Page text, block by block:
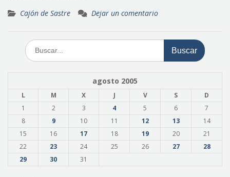
Cajón de Sastre Dejar un comentario
Buscar:
agosto 2005
L M X J V S
D
1
2 3 4 5 6
7
8
9 10 11 12 13
14
15
16 17 18 19 20
21
22
23 24 25 26 27
28
29
30 31